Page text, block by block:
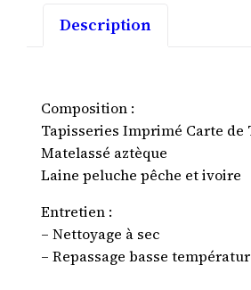
Description
Composition :
Tapisseries Imprimé Carte de
Matelassé aztèque
Laine peluche pêche et ivoire
Entretien :
– Nettoyage à sec
– Repassage basse